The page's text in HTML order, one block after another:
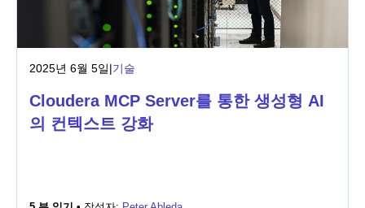
2025년 6월 5일|기술
Cloudera MCP Server를 통한 생성형 AI
의 컨텍스트 강화